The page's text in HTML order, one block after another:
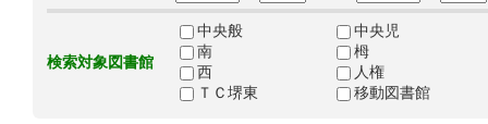
検索対象図書館
中央般
中央児
南
栂
西
人権
ＴＣ堺東
移動図書館